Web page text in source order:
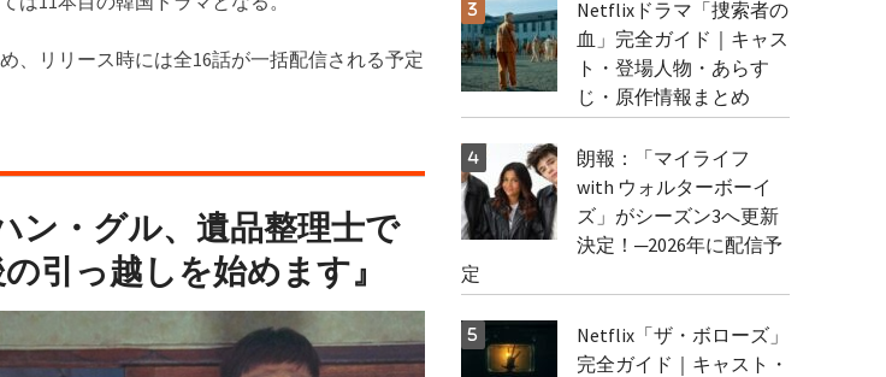
、リリース時には全16話が一括配信される予定
ン・グル、遺品整理士で
引っ越しを始めます』
Netflixドラマ「捜索者の
血」完全ガイド｜キャス
ト・登場人物・あらす
じ・原作情報まとめ
朗報：「マイライフ
with ウォルターボーイ
ズ」がシーズン3へ更新
決定！─2026年に配信予
定
Netflix「ザ・ボローズ」
完全ガイド｜キャスト・